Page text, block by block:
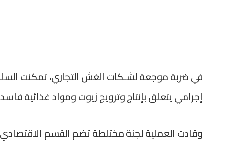
في ضربة موجعة لشبكات الغش التجاري، تمكنت
إجرامي يتعلق بإنتاج وترويج زيوت ومواد غذائية
وقادت العملية لجنة مختلطة تضم القسم الاقتصادي